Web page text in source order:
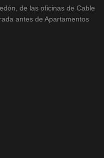
de las oficinas de Cable
antes de Apartamentos